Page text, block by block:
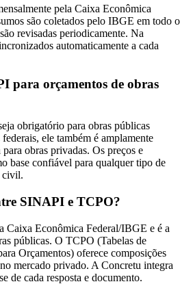
pela Caixa Econômica
são coletados pelo IBGE em todo o
revisadas periodicamente. Na
automaticamente a cada
para orçamentos de obras
obrigatório para obras públicas
ele também é amplamente
obras privadas. Os preços e
base confiável para qualquer tipo de
civil.
SINAPI e TCPO?
Caixa Econômica Federal/IBGE e é a
públicas. O TCPO (Tabelas de
Orçamentos) oferece composições
mercado privado. A Concretu integra
de cada resposta e documento.